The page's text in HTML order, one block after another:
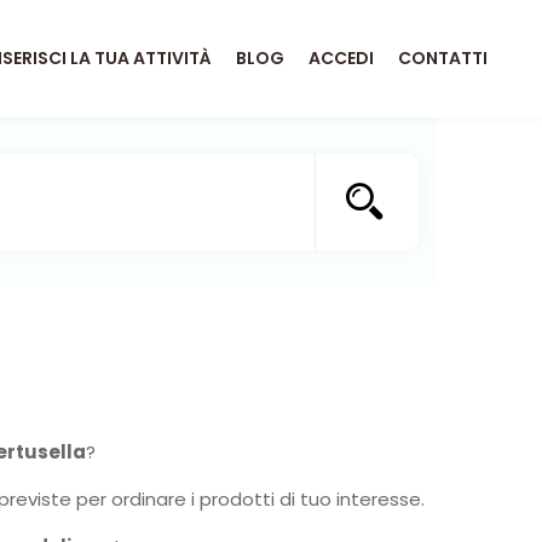
LA TUA ATTIVITÀ BLOG ACCEDI CONTATTI
?
per ordinare i prodotti di tuo interesse.